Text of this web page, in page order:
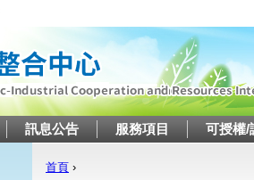
訊息公告 服務項目 可授權/
首頁 ›